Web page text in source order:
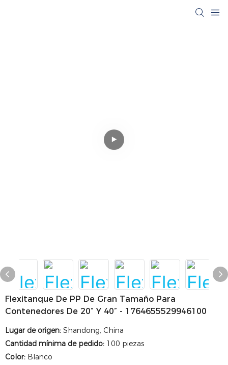
Flexitanque De PP De Gran Tamaño Para
Contenedores De 20” Y 40” - 1764655529946100
Lugar de origen: Shandong, China
Cantidad mínima de pedido: 100 piezas
Color: Blanco